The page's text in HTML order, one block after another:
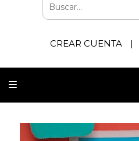
CREAR CUENTA